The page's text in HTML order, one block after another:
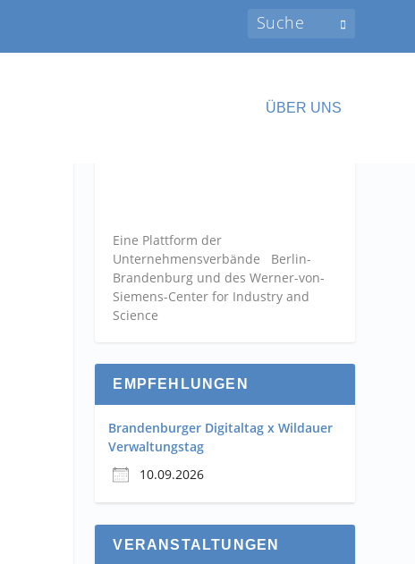
ÜBER UNS
Eine Plattform der
Unternehmensverbände Berlin-
Brandenburg und des Werner-von-
Siemens-Center for Industry and
Science
EMPFEHLUNGEN
Brandenburger Digitaltag x Wildauer
Verwaltungstag
10.09.2026
VERANSTALTUNGEN